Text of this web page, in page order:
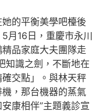
的平衡美學吧檯後
月16日，重慶市永川
品家庭大夫團隊走
知識之劍，不斷地在
交點」。與林天秤
，那台機器的蒸氣
康相伴”主題義診宣